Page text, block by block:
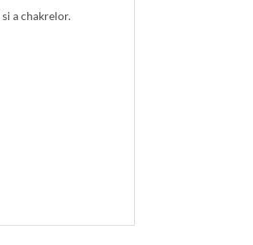
a chakrelor.